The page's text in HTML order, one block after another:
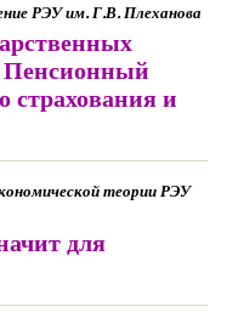
РЭУ им. Г.В. Плеханова
страхования и
теории РЭУ
для